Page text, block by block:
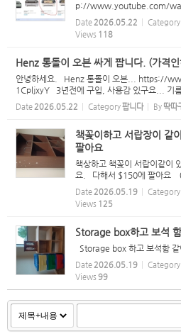
p://www.youtube.com/
새제품 구입해서 5 ~ 6번 정
것 입니다. 매매가 - $249 -->
상 네고...
Date 2026.05.22 Category
Views 118
Henz 통돌이 오븐 싸게 팝니다. (가격
안녕하세요. Henz 통돌이 오븐... https://
1CpljxyY 3년전에 구입, 사용감 있구요... 기
데... 사용하는데는 문제 없습니다. 매매가 -
사양합니다.) ...
Date 2026.05.22 Category팝니다 By 딱따
책꽂이하고 서랍장이 같
팔아요
책상하고 책꽂이 서랍이같이
요. 다해서 $150에 팔아
Date 2026.05.19 Category
Views 125
Storage box하고 보석
Storage box 하고 보석함
Date 2026.05.19 Category
Views 99